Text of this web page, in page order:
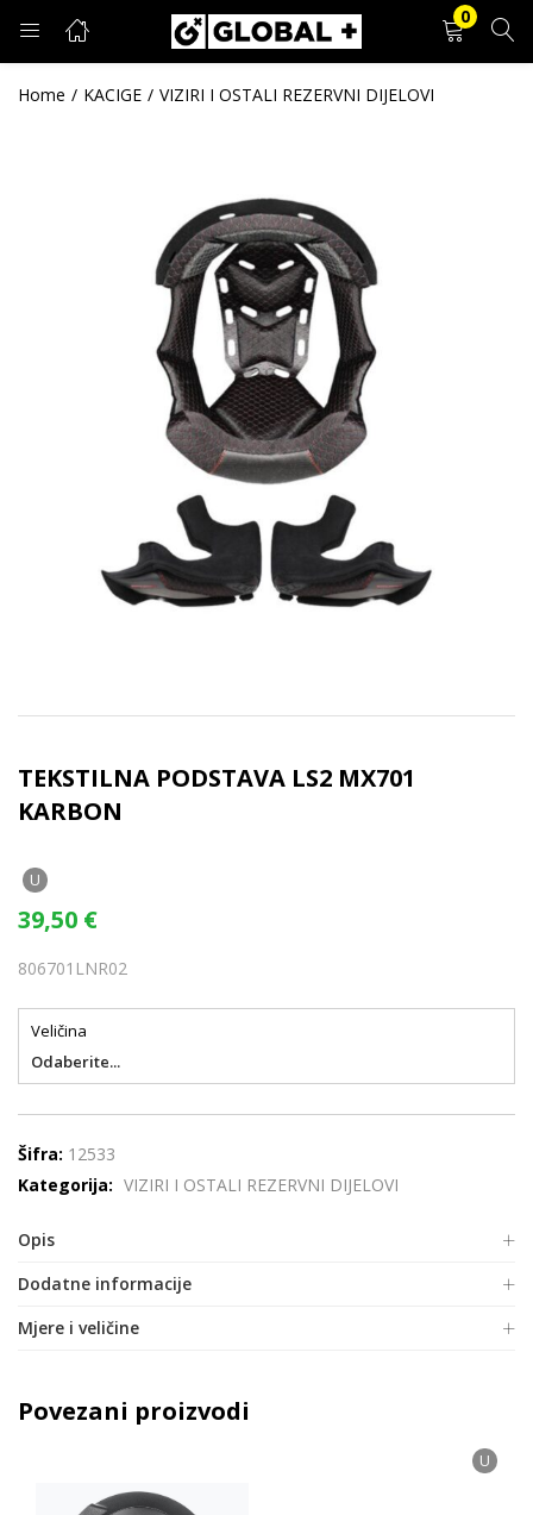
0
PRIJAVA REGISTRACIJA
Prijava
Zaboravljena lozinka?
Home KACIGE VIZIRI I OSTALI REZERVNI DIJELOVI
TEKSTILNA PODSTAVA LS2 MX701
KARBON
U
39,50 €
806701LNR02
Veličina
Odaberite...
Šifra: 12533
Kategorija: VIZIRI I OSTALI REZERVNI DIJELOVI
Opis
Dodatne informacije
Mjere i veličine
Povezani proizvodi
U